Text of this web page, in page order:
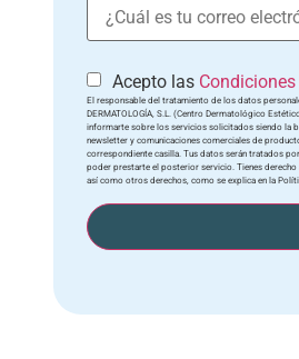
Acepto las
El responsable del tratamiento de los datos
DERMATOLOGÍA, S.L. (Centro Dermatológico
informarte sobre los servicios solicitados siendo la
newsletter y comunicaciones comerciales de
correspondiente casilla. Tus datos serán tratados
poder prestarte el posterior servicio. Tienes
así como otros derechos, como se explica en la